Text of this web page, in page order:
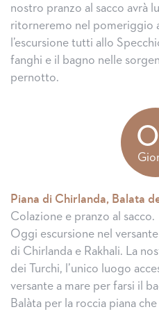
nostro pranzo al sacco avrà
ritorneremo nel pomeriggio
l’escursione tutti allo
fanghi e il bagno nelle
pernotto.
Piana di Chirlanda, Balata
Colazione e pranzo al sacco.
Oggi escursione nel
di Chirlanda e Rakhali. La
dei Turchi, l’unico luogo
versante a mare per farsi il
Balàta per la roccia piana